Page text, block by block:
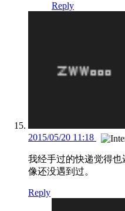
Reply
2015/05/20 11:18
我经手过的快递觉得
像还没遇到过。
Reply